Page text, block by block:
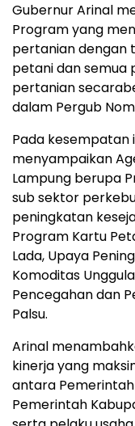
Gubernur Arinal
Program yang
pertanian dengan
petani dan semua
pertanian
dalam Pergub
Pada kesempatan
menyampaikan
Lampung berupa
sub sektor
peningkatan
Program Kartu
Lada, Upaya
Komoditas
Pencegahan dan
Palsu.
Arinal
kinerja yang
antara
Pemerintah